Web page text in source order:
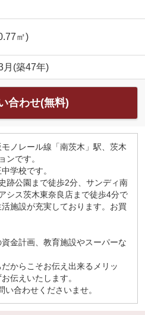
㎡)
月(築47年)
合わせ(無料)
ノレール線「南茨木」駅、茨木
ンです。
学校です。
跡公園まで徒歩2分、サンディ南
シス茨木東奈良店まで徒歩4分で
施設が充実しております。お買
金計画、教育施設やスーパーな
からこそお伝え出来るメリッ
伝えいたします。
合わせくださいませ。